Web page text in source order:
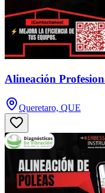
Alineación
Queretaro, QUE